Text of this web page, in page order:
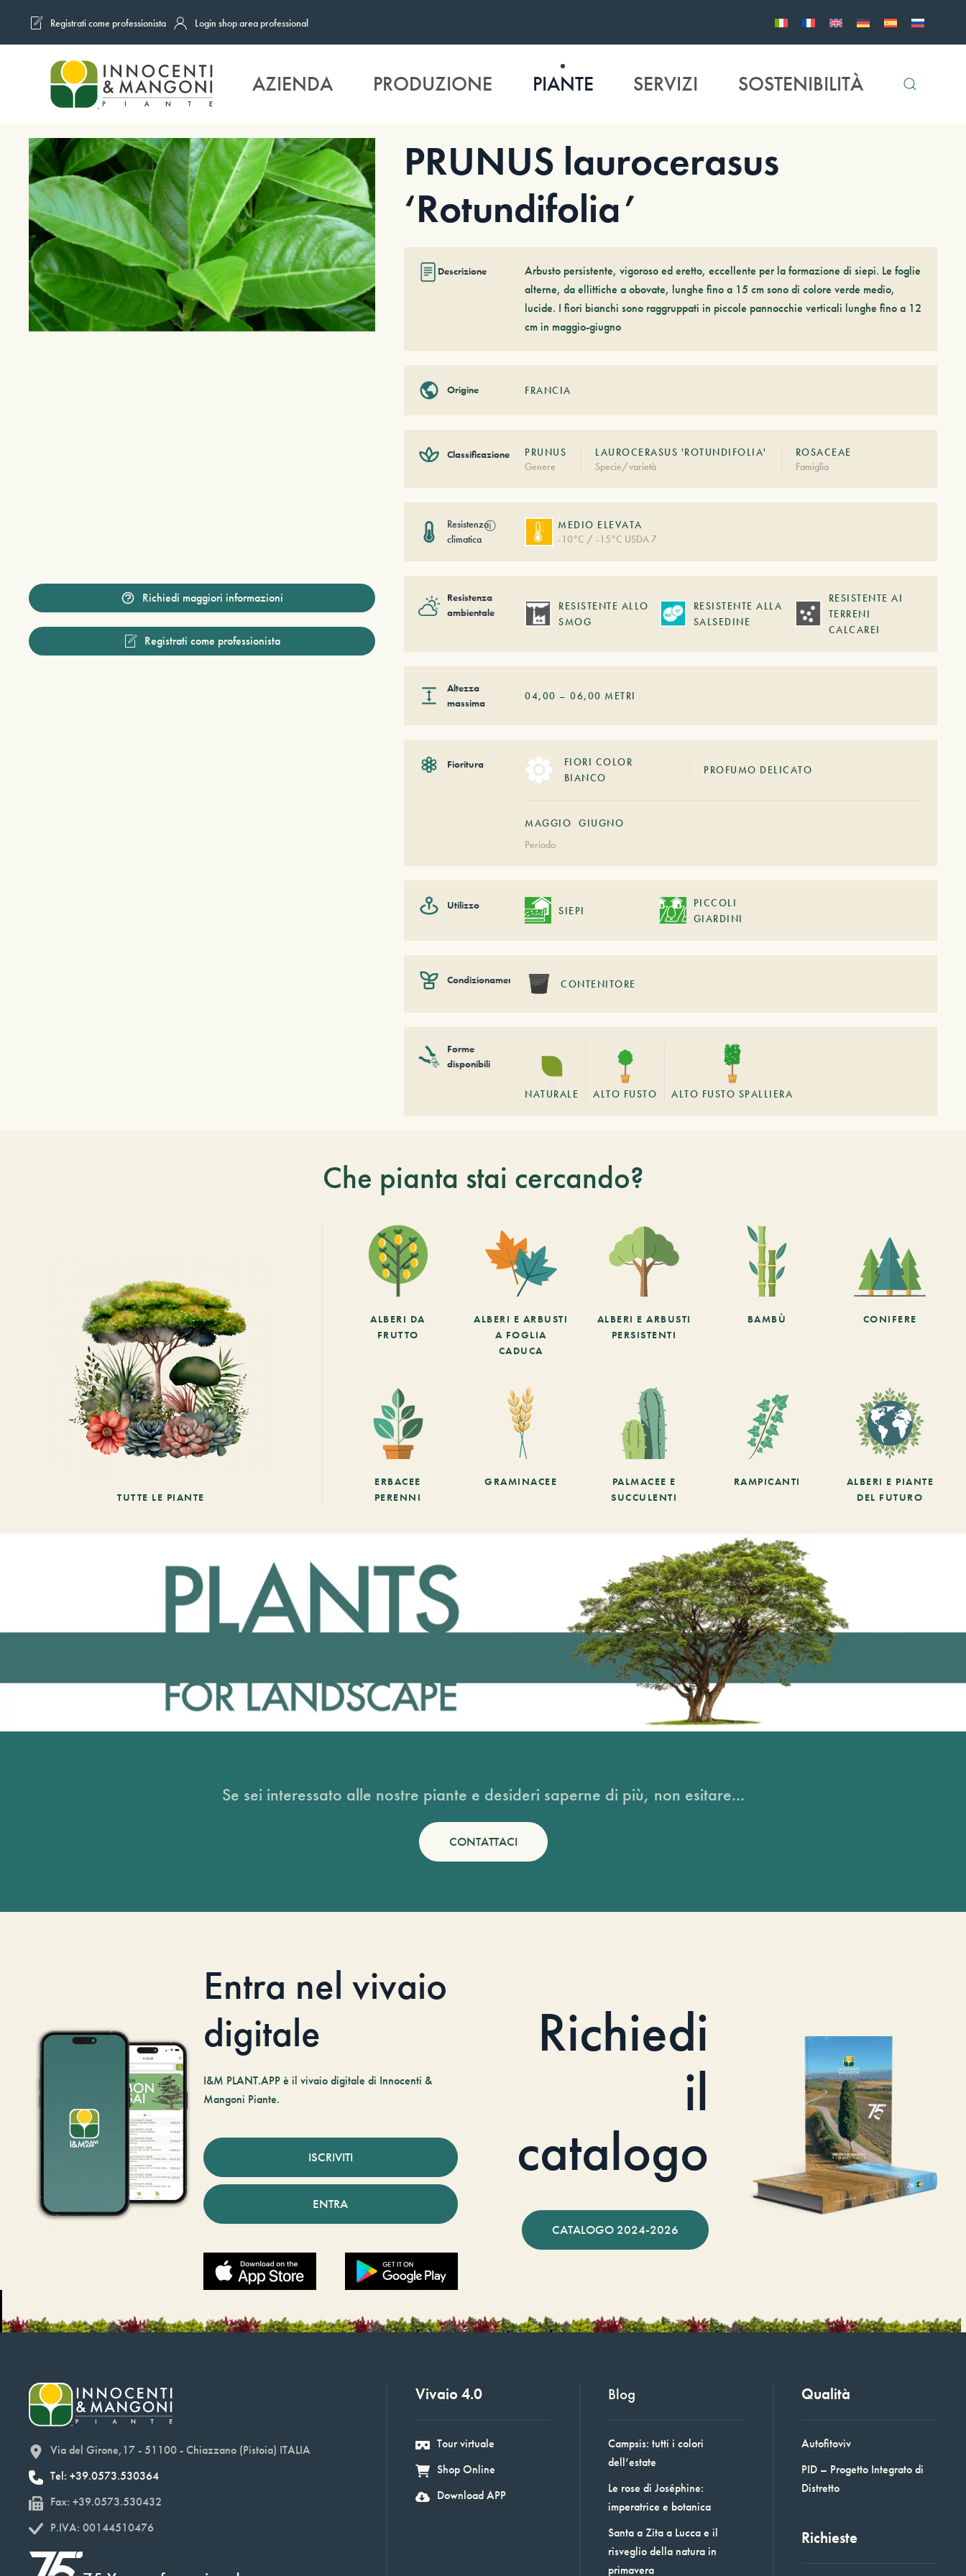
Skip to main content
Registrati come professionista Login shop area professional
AZIENDA PRODUZIONE PIANTE SERVIZI SOSTENIBILITÀ
Richiedi maggiori informazioni
Registrati come professionista
PRUNUS laurocerasus
‘Rotundifolia’
Descrizione
Arbusto persistente, vigoroso ed eretto, eccellente per la formazione di siepi. Le foglie
alterne, da ellittiche a obovate, lunghe fino a 15 cm sono di colore verde medio,
lucide. I fiori bianchi sono raggruppati in piccole pannocchie verticali lunghe fino a 12
cm in maggio-giugno
Origine FRANCIA
Classificazione
PRUNUS
Genere
LAUROCERASUS 'ROTUNDIFOLIA'
Specie/varietà
ROSACEAE
Famiglia
Resistenza
climatica
ⓘ
MEDIO ELEVATA
-10°C / -15°C USDA 7
Resistenza
ambientale
RESISTENTE ALLO
SMOG
RESISTENTE ALLA
SALSEDINE
RESISTENTE AI
TERRENI
CALCAREI
Altezza
massima
04,00 –06,00 METRI
Fioritura
FIORI COLOR
BIANCO
PROFUMO DELICATO
MAGGIO
GIUGNO
Periodo
Utilizzo SIEPI
PICCOLI
GIARDINI
Condizionamento CONTENITORE
Forme
disponibili
NATURALE ALTO FUSTO ALTO FUSTO SPALLIERA
Che pianta stai cercando?
TUTTE LE PIANTE
ALBERI DA
FRUTTO
ALBERI E ARBUSTI
A FOGLIA
CADUCA
ALBERI E ARBUSTI
PERSISTENTI
BAMBÙ CONIFERE
ERBACEE
PERENNI
GRAMINACEE
PALMACEE E
SUCCULENTI
RAMPICANTI
ALBERI E PIANTE
DEL FUTURO
Se sei interessato alle nostre piante e desideri saperne di più, non esitare...
CONTATTACI
Entra nel vivaio
digitale
I&M PLANT.APP è il vivaio digitale di Innocenti &
Mangoni Piante.
ISCRIVITI
ENTRA
Richiedi
il
catalogo
CATALOGO 2024-2026
Via del Girone,17 - 51100 - Chiazzano (Pistoia) ITALIA
Tel: +39.0573.530364
Fax: +39.0573.530432
P.IVA: 00144510476
Vivaio 4.0
Tour virtuale
Shop Online
Download APP
Blog
Campsis: tutti i colori
dell’estate
Le rose di Joséphine:
imperatrice e botanica
Santa a Zita a Lucca e il
risveglio della natura in
primavera
Qualità
Autofitoviv
PID – Progetto Integrato di
Distretto
Richieste